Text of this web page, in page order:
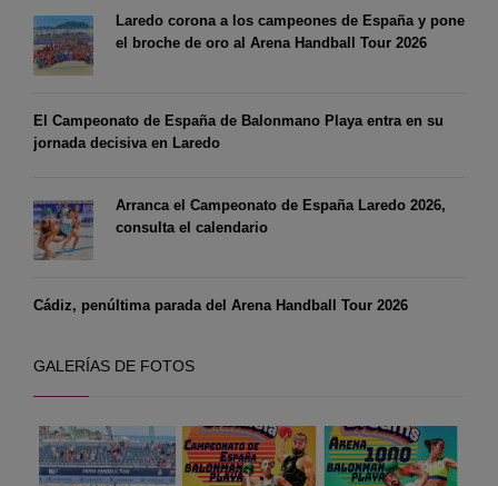
Laredo corona a los campeones de España y pone
el broche de oro al Arena Handball Tour 2026
El Campeonato de España de Balonmano Playa entra en su
jornada decisiva en Laredo
Arranca el Campeonato de España Laredo 2026,
consulta el calendario
Cádiz, penúltima parada del Arena Handball Tour 2026
GALERÍAS DE FOTOS